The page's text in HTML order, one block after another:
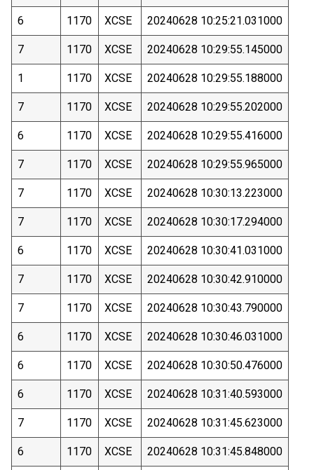
6 1170 XCSE 20240628 10:25:21.031000
7 1170 XCSE 20240628 10:29:55.145000
1 1170 XCSE 20240628 10:29:55.188000
7 1170 XCSE 20240628 10:29:55.202000
6 1170 XCSE 20240628 10:29:55.416000
7 1170 XCSE 20240628 10:29:55.965000
7 1170 XCSE 20240628 10:30:13.223000
7 1170 XCSE 20240628 10:30:17.294000
6 1170 XCSE 20240628 10:30:41.031000
7 1170 XCSE 20240628 10:30:42.910000
7 1170 XCSE 20240628 10:30:43.790000
6 1170 XCSE 20240628 10:30:46.031000
6 1170 XCSE 20240628 10:30:50.476000
6 1170 XCSE 20240628 10:31:40.593000
7 1170 XCSE 20240628 10:31:45.623000
6 1170 XCSE 20240628 10:31:45.848000